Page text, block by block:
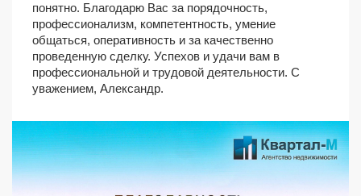
понятно. Благодарю Вас за порядочность,
профессионализм, компетентность, умение
общаться, оперативность и за качественно
проведенную сделку. Успехов и удачи вам в
профессиональной и трудовой деятельности. С
уважением, Александр.